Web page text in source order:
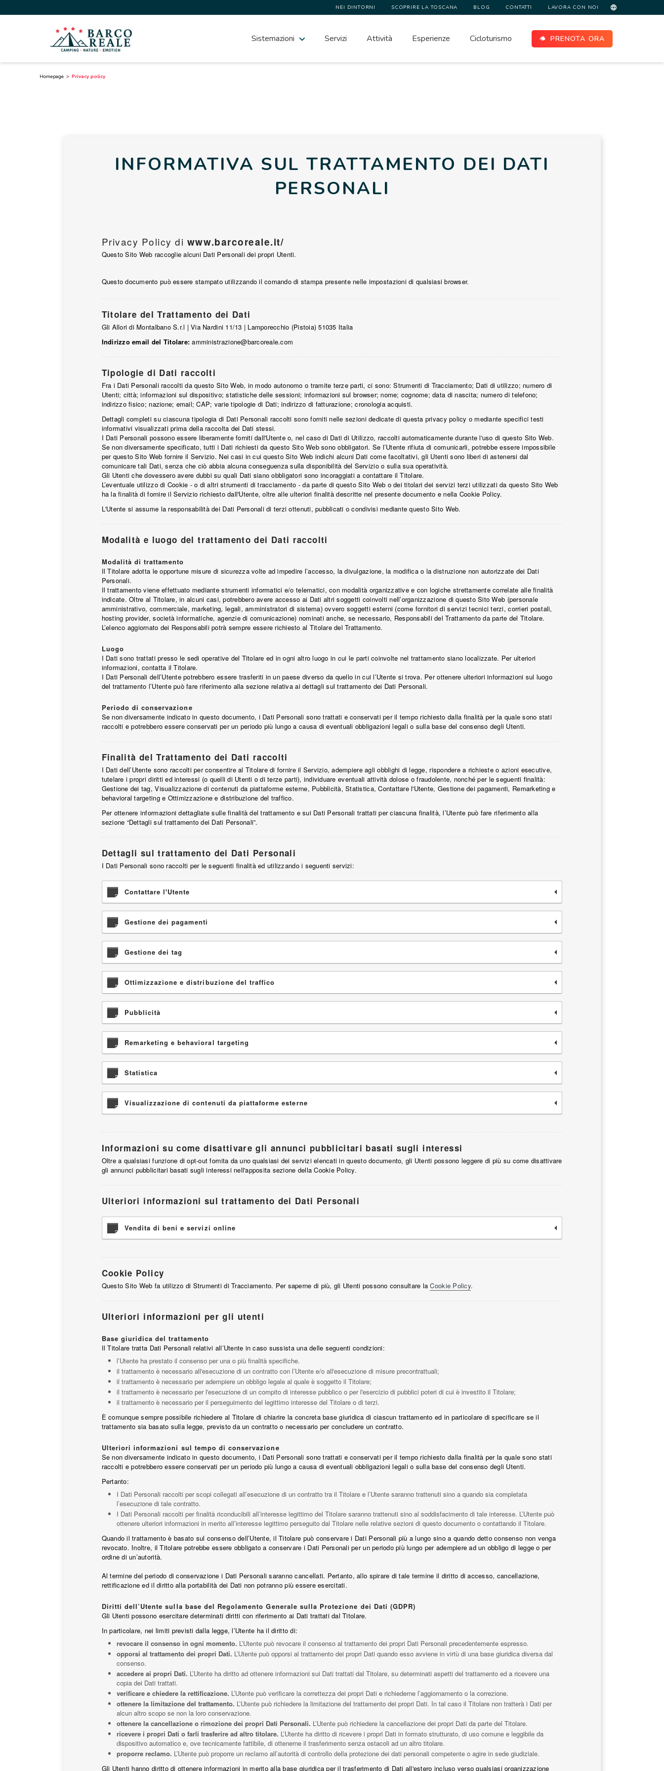
NEI DINTORNI SCOPRIRE LA TOSCANA BLOG CONTATTI LAVORA CON NOI
Sistemazioni Servizi Attività Esperienze Cicloturismo PRENOTA ORA
Homepage Privacy policy
INFORMATIVA SUL TRATTAMENTO DEI DATI
PERSONALI
Privacy Policy di www.barcoreale.it/
Questo Sito Web raccoglie alcuni Dati Personali dei propri Utenti.
Questo documento può essere stampato utilizzando il comando di stampa presente nelle impostazioni di qualsiasi browser.
Titolare del Trattamento dei Dati
Gli Allori di Montalbano S.r.l | Via Nardini 11/13 | Lamporecchio (Pistoia) 51035 Italia
Indirizzo email del Titolare: amministrazione@barcoreale.com
Tipologie di Dati raccolti
Fra i Dati Personali raccolti da questo Sito Web, in modo autonomo o tramite terze parti, ci sono: Strumenti di Tracciamento; Dati di utilizzo; numero di
Utenti; città; informazioni sul dispositivo; statistiche delle sessioni; informazioni sul browser; nome; cognome; data di nascita; numero di telefono;
indirizzo fisico; nazione; email; CAP; varie tipologie di Dati; indirizzo di fatturazione; cronologia acquisti.
Dettagli completi su ciascuna tipologia di Dati Personali raccolti sono forniti nelle sezioni dedicate di questa privacy policy o mediante specifici testi
informativi visualizzati prima della raccolta dei Dati stessi.
I Dati Personali possono essere liberamente forniti dall'Utente o, nel caso di Dati di Utilizzo, raccolti automaticamente durante l'uso di questo Sito Web.
Se non diversamente specificato, tutti i Dati richiesti da questo Sito Web sono obbligatori. Se l’Utente rifiuta di comunicarli, potrebbe essere impossibile
per questo Sito Web fornire il Servizio. Nei casi in cui questo Sito Web indichi alcuni Dati come facoltativi, gli Utenti sono liberi di astenersi dal
comunicare tali Dati, senza che ciò abbia alcuna conseguenza sulla disponibilità del Servizio o sulla sua operatività.
Gli Utenti che dovessero avere dubbi su quali Dati siano obbligatori sono incoraggiati a contattare il Titolare.
L’eventuale utilizzo di Cookie - o di altri strumenti di tracciamento - da parte di questo Sito Web o dei titolari dei servizi terzi utilizzati da questo Sito Web
ha la finalità di fornire il Servizio richiesto dall'Utente, oltre alle ulteriori finalità descritte nel presente documento e nella Cookie Policy.
L'Utente si assume la responsabilità dei Dati Personali di terzi ottenuti, pubblicati o condivisi mediante questo Sito Web.
Modalità e luogo del trattamento dei Dati raccolti
Modalità di trattamento
Il Titolare adotta le opportune misure di sicurezza volte ad impedire l’accesso, la divulgazione, la modifica o la distruzione non autorizzate dei Dati
Personali.
Il trattamento viene effettuato mediante strumenti informatici e/o telematici, con modalità organizzative e con logiche strettamente correlate alle finalità
indicate. Oltre al Titolare, in alcuni casi, potrebbero avere accesso ai Dati altri soggetti coinvolti nell’organizzazione di questo Sito Web (personale
amministrativo, commerciale, marketing, legali, amministratori di sistema) ovvero soggetti esterni (come fornitori di servizi tecnici terzi, corrieri postali,
hosting provider, società informatiche, agenzie di comunicazione) nominati anche, se necessario, Responsabili del Trattamento da parte del Titolare.
L’elenco aggiornato dei Responsabili potrà sempre essere richiesto al Titolare del Trattamento.
Luogo
I Dati sono trattati presso le sedi operative del Titolare ed in ogni altro luogo in cui le parti coinvolte nel trattamento siano localizzate. Per ulteriori
informazioni, contatta il Titolare.
I Dati Personali dell’Utente potrebbero essere trasferiti in un paese diverso da quello in cui l’Utente si trova. Per ottenere ulteriori informazioni sul luogo
del trattamento l’Utente può fare riferimento alla sezione relativa ai dettagli sul trattamento dei Dati Personali.
Periodo di conservazione
Se non diversamente indicato in questo documento, i Dati Personali sono trattati e conservati per il tempo richiesto dalla finalità per la quale sono stati
raccolti e potrebbero essere conservati per un periodo più lungo a causa di eventuali obbligazioni legali o sulla base del consenso degli Utenti.
Finalità del Trattamento dei Dati raccolti
I Dati dell’Utente sono raccolti per consentire al Titolare di fornire il Servizio, adempiere agli obblighi di legge, rispondere a richieste o azioni esecutive,
tutelare i propri diritti ed interessi (o quelli di Utenti o di terze parti), individuare eventuali attività dolose o fraudolente, nonché per le seguenti finalità:
Gestione dei tag, Visualizzazione di contenuti da piattaforme esterne, Pubblicità, Statistica, Contattare l'Utente, Gestione dei pagamenti, Remarketing e
behavioral targeting e Ottimizzazione e distribuzione del traffico.
Per ottenere informazioni dettagliate sulle finalità del trattamento e sui Dati Personali trattati per ciascuna finalità, l’Utente può fare riferimento alla
sezione “Dettagli sul trattamento dei Dati Personali”.
Dettagli sul trattamento dei Dati Personali
I Dati Personali sono raccolti per le seguenti finalità ed utilizzando i seguenti servizi:
Contattare l'Utente
Gestione dei pagamenti
Gestione dei tag
Ottimizzazione e distribuzione del traffico
Pubblicità
Remarketing e behavioral targeting
Statistica
Visualizzazione di contenuti da piattaforme esterne
Informazioni su come disattivare gli annunci pubblicitari basati sugli interessi
Oltre a qualsiasi funzione di opt-out fornita da uno qualsiasi dei servizi elencati in questo documento, gli Utenti possono leggere di più su come disattivare
gli annunci pubblicitari basati sugli interessi nell'apposita sezione della Cookie Policy.
Ulteriori informazioni sul trattamento dei Dati Personali
Vendita di beni e servizi online
Cookie Policy
Questo Sito Web fa utilizzo di Strumenti di Tracciamento. Per saperne di più, gli Utenti possono consultare laCookie Policy.
Ulteriori informazioni per gli utenti
Base giuridica del trattamento
Il Titolare tratta Dati Personali relativi all’Utente in caso sussista una delle seguenti condizioni:
l’Utente ha prestato il consenso per una o più finalità specifiche.
il trattamento è necessario all'esecuzione di un contratto con l’Utente e/o all'esecuzione di misure precontrattuali;
il trattamento è necessario per adempiere un obbligo legale al quale è soggetto il Titolare;
il trattamento è necessario per l'esecuzione di un compito di interesse pubblico o per l'esercizio di pubblici poteri di cui è investito il Titolare;
il trattamento è necessario per il perseguimento del legittimo interesse del Titolare o di terzi.
È comunque sempre possibile richiedere al Titolare di chiarire la concreta base giuridica di ciascun trattamento ed in particolare di specificare se il
trattamento sia basato sulla legge, previsto da un contratto o necessario per concludere un contratto.
Ulteriori informazioni sul tempo di conservazione
Se non diversamente indicato in questo documento, i Dati Personali sono trattati e conservati per il tempo richiesto dalla finalità per la quale sono stati
raccolti e potrebbero essere conservati per un periodo più lungo a causa di eventuali obbligazioni legali o sulla base del consenso degli Utenti.
Pertanto:
I Dati Personali raccolti per scopi collegati all’esecuzione di un contratto tra il Titolare e l’Utente saranno trattenuti sino a quando sia completata
l’esecuzione di tale contratto.
I Dati Personali raccolti per finalità riconducibili all’interesse legittimo del Titolare saranno trattenuti sino al soddisfacimento di tale interesse. L’Utente può
ottenere ulteriori informazioni in merito all’interesse legittimo perseguito dal Titolare nelle relative sezioni di questo documento o contattando il Titolare.
Quando il trattamento è basato sul consenso dell’Utente, il Titolare può conservare i Dati Personali più a lungo sino a quando detto consenso non venga
revocato. Inoltre, il Titolare potrebbe essere obbligato a conservare i Dati Personali per un periodo più lungo per adempiere ad un obbligo di legge o per
ordine di un’autorità.
Al termine del periodo di conservazione i Dati Personali saranno cancellati. Pertanto, allo spirare di tale termine il diritto di accesso, cancellazione,
rettificazione ed il diritto alla portabilità dei Dati non potranno più essere esercitati.
Diritti dell’Utente sulla base del Regolamento Generale sulla Protezione dei Dati (GDPR)
Gli Utenti possono esercitare determinati diritti con riferimento ai Dati trattati dal Titolare.
In particolare, nei limiti previsti dalla legge, l’Utente ha il diritto di:
revocare il consenso in ogni momento. L’Utente può revocare il consenso al trattamento dei propri Dati Personali precedentemente espresso.
opporsi al trattamento dei propri Dati. L’Utente può opporsi al trattamento dei propri Dati quando esso avviene in virtù di una base giuridica diversa dal
consenso.
accedere ai propri Dati. L’Utente ha diritto ad ottenere informazioni sui Dati trattati dal Titolare, su determinati aspetti del trattamento ed a ricevere una
copia dei Dati trattati.
verificare e chiedere la rettificazione. L’Utente può verificare la correttezza dei propri Dati e richiederne l’aggiornamento o la correzione.
ottenere la limitazione del trattamento. L’Utente può richiedere la limitazione del trattamento dei propri Dati. In tal caso il Titolare non tratterà i Dati per
alcun altro scopo se non la loro conservazione.
ottenere la cancellazione o rimozione dei propri Dati Personali. L’Utente può richiedere la cancellazione dei propri Dati da parte del Titolare.
ricevere i propri Dati o farli trasferire ad altro titolare. L’Utente ha diritto di ricevere i propri Dati in formato strutturato, di uso comune e leggibile da
dispositivo automatico e, ove tecnicamente fattibile, di ottenerne il trasferimento senza ostacoli ad un altro titolare.
proporre reclamo. L’Utente può proporre un reclamo all’autorità di controllo della protezione dei dati personali competente o agire in sede giudiziale.
Gli Utenti hanno diritto di ottenere informazioni in merito alla base giuridica per il trasferimento di Dati all'estero incluso verso qualsiasi organizzazione